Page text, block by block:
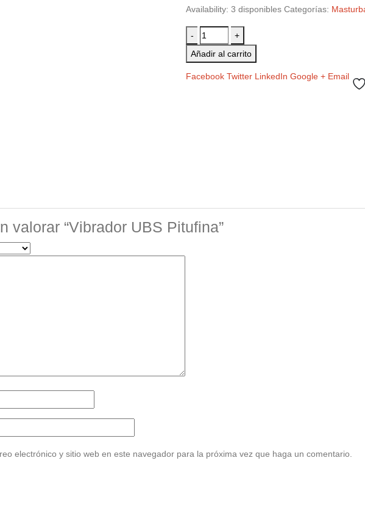
Availability: 3 disponibles Categorías:
-
+
Añadir al carrito
Facebook Twitter LinkedIn Google + Email
valorar “Vibrador UBS Pitufina”
electrónico y sitio web en este navegador para la próxima vez que haga un comentario.